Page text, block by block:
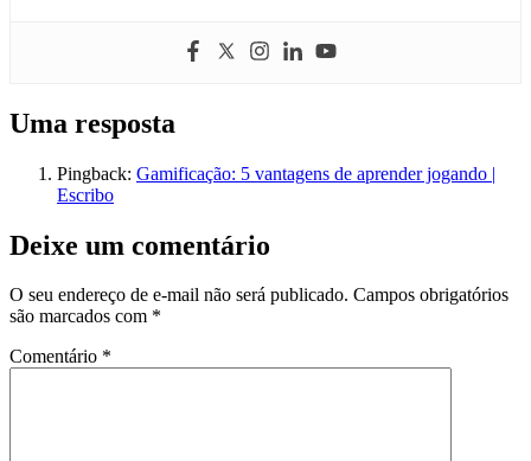
Uma resposta
Pingback: Gamificação: 5 vantagens de aprender jogando |
Escribo
Deixe um comentário
O seu endereço de e-mail não será publicado. Campos obrigatórios
são marcados com *
Comentário *